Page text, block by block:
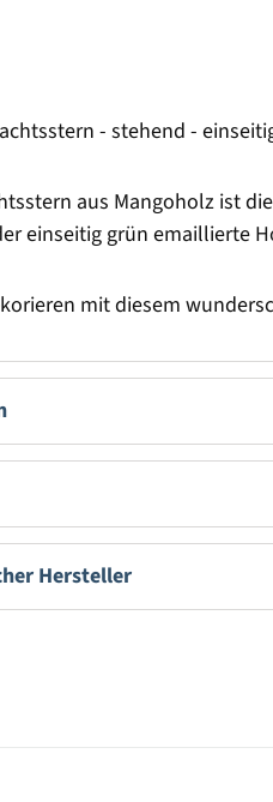
- stehend -
aus Mangoholz ist
einseitig grün emaillierte
mit diesem
Hersteller